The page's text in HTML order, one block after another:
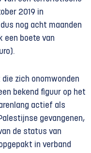
2019 in
nog acht maanden
een boete van
zich onomwonden
bekend figuur op het
actief als
gevangenen,
de status van
in verband